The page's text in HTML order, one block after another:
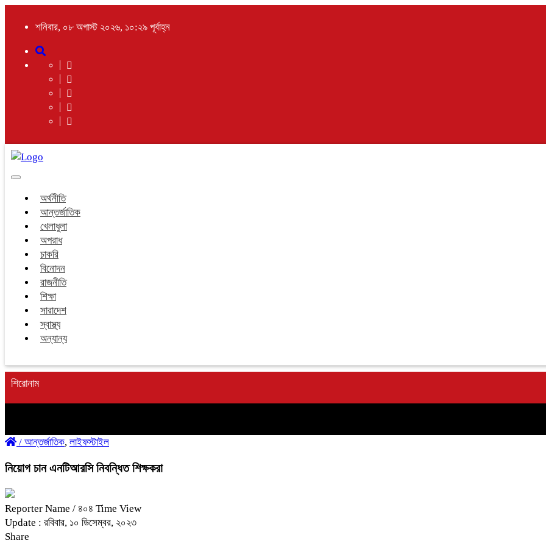
শনিবার, ০৮ অগাস্ট ২০২৬, ১০:২৯ পূর্বাহ্ন
Toggle
অর্থনীতি
আন্তর্জাতিক
খেলাধুলা
অপরাধ
চাকরি
বিনোদন
রাজনীতি
শিক্ষা
সারাদেশ
স্বাস্থ্য
অন্যান্য
শিরোনাম
/ আন্তর্জাতিক, লাইফস্টাইল
নিয়োগ চান এনটিআরসি নিবন্ধিত শিক্ষকরা
Reporter Name / ৪০৪ Time View
Update : রবিবার, ১০ ডিসেম্বর, ২০২৩
Share